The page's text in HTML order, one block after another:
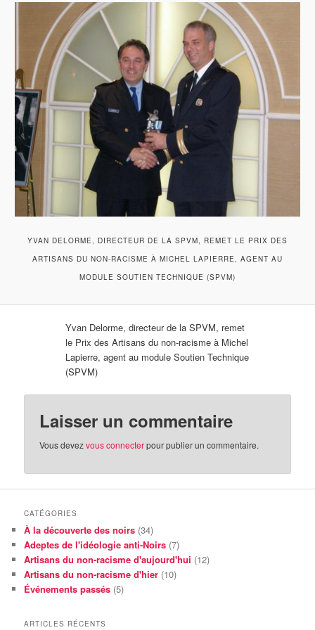
YVAN DELORME, DIRECTEUR DE LA SPVM, REMET LE PRIX DES
ARTISANS DU NON-RACISME À MICHEL LAPIERRE, AGENT AU
MODULE SOUTIEN TECHNIQUE (SPVM)
Yvan Delorme, directeur de la SPVM, remet
le Prix des Artisans du non-racisme à Michel
Lapierre, agent au module Soutien Technique
(SPVM)
Laisser un commentaire
Vous devezvous connecterpour publier un commentaire.
CATÉGORIES
À la découverte des noirs (34)
Adeptes de l'idéologie anti-Noirs (7)
Artisans du non-racisme d'aujourd'hui (12)
Artisans du non-racisme d'hier (10)
Événements passés (5)
ARTICLES RÉCENTS